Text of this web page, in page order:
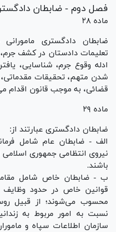
فصل دوم - ضابطان
ماده ۲۸
ضابطان دادگستری
تعلیمات دادستان در کشف
ادله وقوع جرم، شناسایی،
شدن متهم، تحقیقات مقدماتی،
قضائی، به موجب قانون اقدام
ماده ۲۹
ضابطان دادگستری عبارتند از:
الف - ضابطان عام شامل
نیروی انتظامی جمهوری اسلامی
باشند.
ب - ضابطان خاص شامل
قوانین خاص در حدود
محسوب می‌شوند؛ از قبیل
نسبت به امور مربوط به
سازمان اطلاعات سپاه و